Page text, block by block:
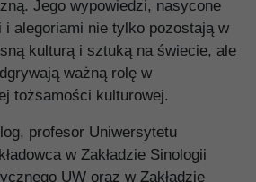
Jego wypowiedzi, nasycone
i alegoriami nie tylko pozostają w
kulturą i sztuką na świecie, ale
ważną rolę w
tożsamości kulturowej.
profesor Uniwersytetu
w Zakładzie Sinologii
UW oraz w Zakładzie